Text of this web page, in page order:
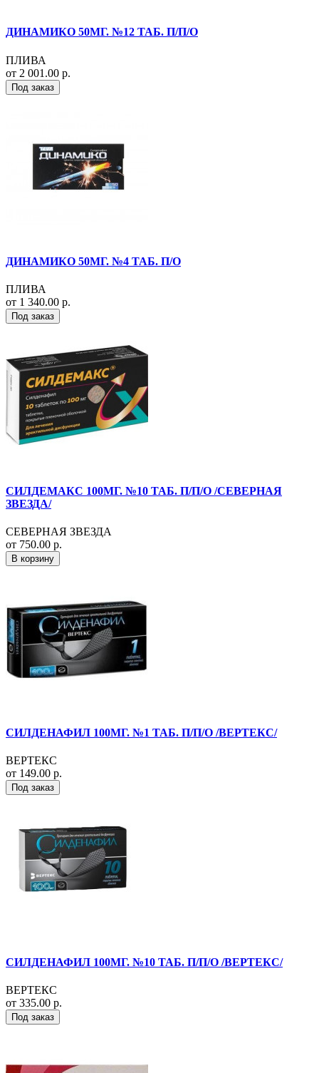
ДИНАМИКО 50МГ. №12 ТАБ. П/П/О
ПЛИВА
от 2 001.00 р.
Под заказ
ДИНАМИКО 50МГ. №4 ТАБ. П/О
ПЛИВА
от 1 340.00 р.
Под заказ
СИЛДЕМАКС 100МГ. №10 ТАБ. П/П/О /СЕВЕРНАЯ
ЗВЕЗДА/
СЕВЕРНАЯ ЗВЕЗДА
от 750.00 р.
В корзину
СИЛДЕНАФИЛ 100МГ. №1 ТАБ. П/П/О /ВЕРТЕКС/
ВЕРТЕКС
от 149.00 р.
Под заказ
СИЛДЕНАФИЛ 100МГ. №10 ТАБ. П/П/О /ВЕРТЕКС/
ВЕРТЕКС
от 335.00 р.
Под заказ